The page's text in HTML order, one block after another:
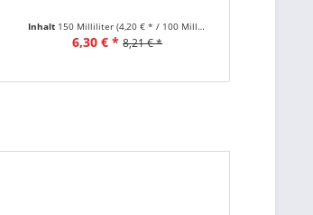
Inhalt 150 Milliliter(4,20 € * / 100 Milliliter)
6,30 € * 8,21 € *